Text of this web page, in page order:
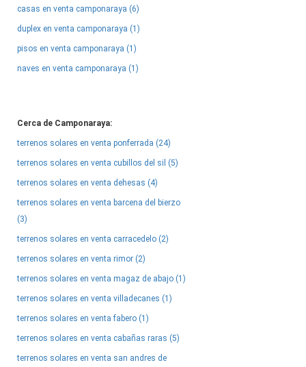
casas en venta camponaraya (6)
duplex en venta camponaraya (1)
pisos en venta camponaraya (1)
naves en venta camponaraya (1)
Cerca de Camponaraya:
terrenos solares en venta ponferrada (24)
terrenos solares en venta cubillos del sil (5)
terrenos solares en venta dehesas (4)
terrenos solares en venta barcena del bierzo
(3)
terrenos solares en venta carracedelo (2)
terrenos solares en venta rimor (2)
terrenos solares en venta magaz de abajo (1)
terrenos solares en venta villadecanes (1)
terrenos solares en venta fabero (1)
terrenos solares en venta cabañas raras (5)
terrenos solares en venta san andres de